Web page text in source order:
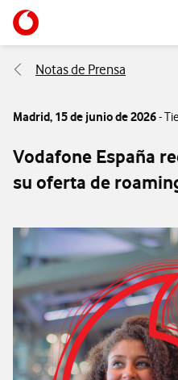
Ir a la pagina principal de
Notas de Prensa
Madrid, 15 de junio de 2026-
Vodafone España
su oferta de